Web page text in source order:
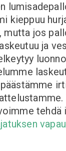
kieppuu
mutta jos
ja
tehdä